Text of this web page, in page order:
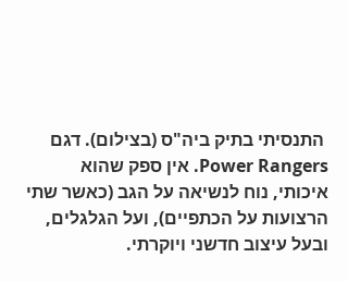
התנסיתי בתיק ביה"ס (בצילום). דגם
Power Rangers. אין ספק שהוא
איכותי, נוח לנשיאה על הגב (כאשר שתי
הרצועות על הכתפיים), ועל הגלגלים,
ובעל עיצוב חדשני ויוקרתי.